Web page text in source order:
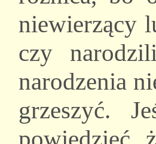
niewierzący
czy
narodzenia
grzeszyć.